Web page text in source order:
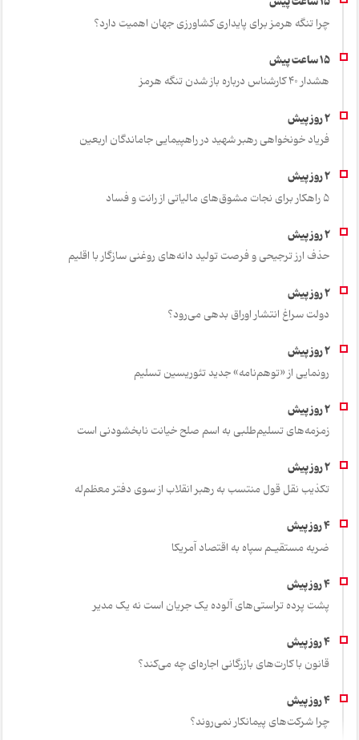
چرا تنگه هرمز برای پایداری کشاورزی جهان اهمیت دارد؟
هشدار 40 کارشناس درباره باز شدن تنگه هرمز
فریاد خونخواهی رهبر شهید در راهپیمایی جاماندگان اربعین
۵ راهکار برای نجات مشوق‌های مالیاتی از رانت و فساد
حذف ارز ترجیحی و فرصت تولید دانه‌های روغنی سازگار با اقلیم
دولت سراغ انتشار اوراق بدهی می‌رود؟
رونمایی از «توهم‌نامه» جدید تئور‌یسین تسلیم
زمزمه‌های تسلیم‌طلبی به اسم صلح خیانت نابخشودنی است
تکذیب نقل قول منتسب به رهبر انقلاب از سوی دفتر معظم‌له
ضربه مستقیـم سپاه به اقتصاد آمر‌یکا
پشت پرده تراستی‌های آلوده یک جریان است نه یک مدیر
قانون با کارت‌های بازرگانی اجاره‌ای چه می‌کند؟
چرا شرکت‌های پیمانکار نمی‌روند؟